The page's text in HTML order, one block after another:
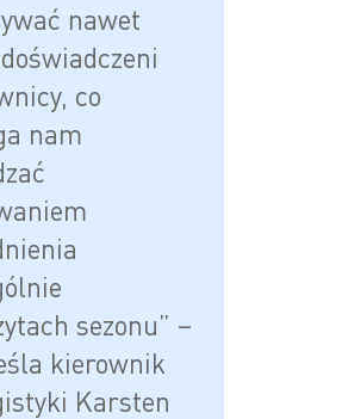
nawet
co
nam
sezonu” –
kierownik
Karsten